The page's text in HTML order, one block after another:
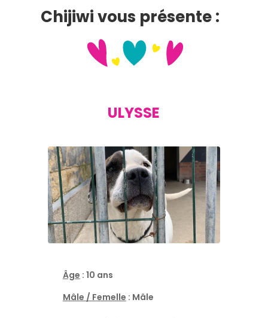
Chijiwi vous présente :
ULYSSE
Âge : 10 ans
Mâle / Femelle : Mâle